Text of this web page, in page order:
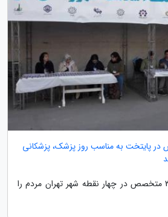
30 متخصص در پایتخت به مناسب روز پزشک، پزشکانی
به مناسبت روز پزشک، 30 متخصص در چهار نقطه شهر تهران مردم را